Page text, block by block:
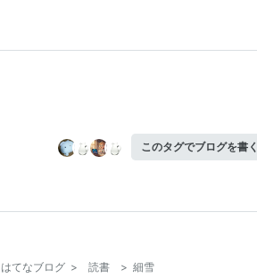
このタグでブログを書く
はてなブログ > 読書 > 細雪